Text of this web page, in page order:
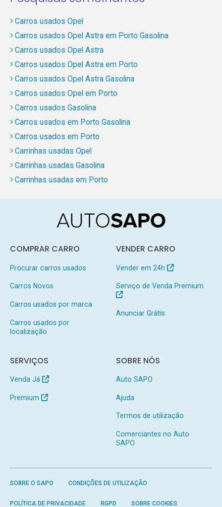
Carros usados Opel
Carros usados Opel Astra em Porto Gasolina
Carros usados Opel Astra
Carros usados Opel Astra em Porto
Carros usados Opel Astra Gasolina
Carros usados Opel em Porto
Carros usados Gasolina
Carros usados em Porto Gasolina
Carros usados em Porto
Carrinhas usadas Opel
Carrinhas usadas Gasolina
Carrinhas usadas em Porto
COMPRAR CARRO
Procurar carros usados
Carros Novos
Carros usados por marca
Carros usados por
localização
VENDER CARRO
Vender em 24h
Serviço de Venda Premium
Anunciar Grátis
SERVIÇOS
Venda Já
Premium
SOBRE NÓS
Auto SAPO
Ajuda
Termos de utilização
Comerciantes no Auto
SAPO
SOBRE O SAPO CONDIÇÕES DE UTILIZAÇÃO
POLÍTICA DE PRIVACIDADE RGPD SOBRE COOKIES